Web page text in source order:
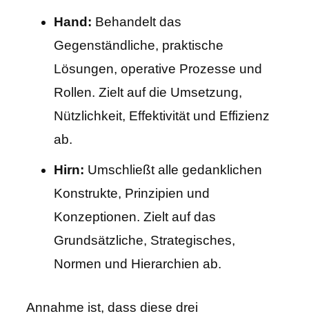
Hand: Behandelt das
Gegenständliche, praktische
Lösungen, operative Prozesse und
Rollen. Zielt auf die Umsetzung,
Nützlichkeit, Effektivität und Effizienz
ab.
Hirn: Umschließt alle gedanklichen
Konstrukte, Prinzipien und
Konzeptionen. Zielt auf das
Grundsätzliche, Strategisches,
Normen und Hierarchien ab.
Annahme ist, dass diese drei